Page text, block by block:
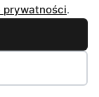
prywatności.
Polsce,
iwłasnego